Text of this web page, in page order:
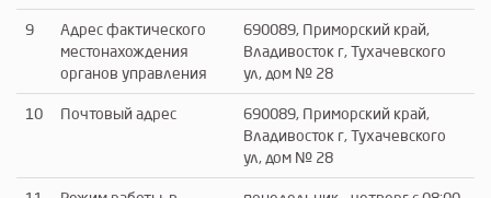
9
Адрес фактического
местонахождения
органов управления
690089, Приморский край,
Владивосток г, Тухачевского
ул, дом № 28
10 Почтовый адрес
690089, Приморский край,
Владивосток г, Тухачевского
ул, дом № 28